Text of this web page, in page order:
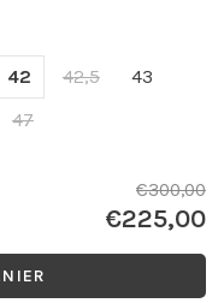
42 42,5
43
47
€300,00
€225,00